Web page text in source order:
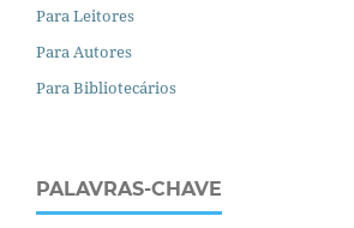
Para Leitores
Para Autores
Para Bibliotecários
PALAVRAS-CHAVE